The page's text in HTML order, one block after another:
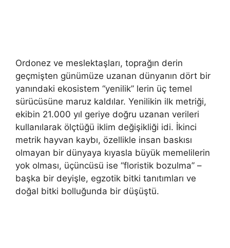
Ordonez ve meslektaşları, toprağın derin
geçmişten günümüze uzanan dünyanın dört bir
yanındaki ekosistem “yenilik” lerin üç temel
sürücüsüne maruz kaldılar. Yenilikin ilk metriği,
ekibin 21.000 yıl geriye doğru uzanan verileri
kullanılarak ölçtüğü iklim değişikliği idi. İkinci
metrik hayvan kaybı, özellikle insan baskısı
olmayan bir dünyaya kıyasla büyük memelilerin
yok olması, üçüncüsü ise “floristik bozulma” –
başka bir deyişle, egzotik bitki tanıtımları ve
doğal bitki bolluğunda bir düşüştü.